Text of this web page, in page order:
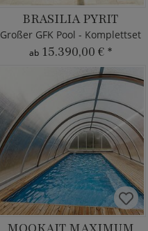
BRASILIA PYRIT
Großer GFK Pool - Komplettset
ab 15.390,00 € *